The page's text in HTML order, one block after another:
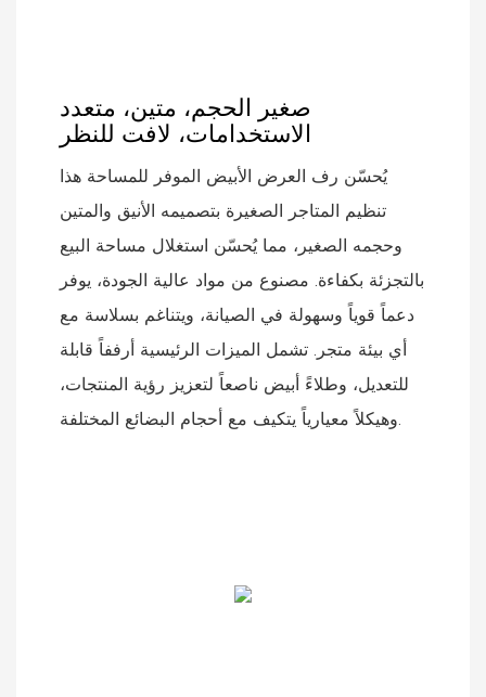
صغير الحجم، متين، متعدد
الاستخدامات، لافت للنظر
يُحسّن رف العرض الأبيض الموفر للمساحة هذا
تنظيم المتاجر الصغيرة بتصميمه الأنيق والمتين
وحجمه الصغير، مما يُحسّن استغلال مساحة البيع
بالتجزئة بكفاءة. مصنوع من مواد عالية الجودة، يوفر
دعماً قوياً وسهولة في الصيانة، ويتناغم بسلاسة مع
أي بيئة متجر. تشمل الميزات الرئيسية أرففاً قابلة
للتعديل، وطلاءً أبيض ناصعاً لتعزيز رؤية المنتجات،
وهيكلاً معيارياً يتكيف مع أحجام البضائع المختلفة.